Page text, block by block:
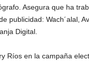
Asegura que ha
publicidad: Wach´alal,
Digital.
Ríos en la campaña